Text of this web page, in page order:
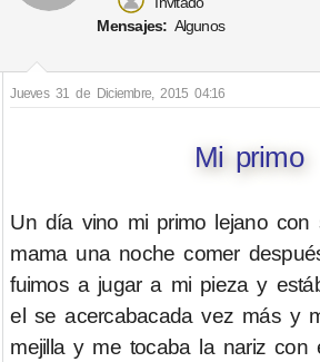
Mensajes: Algunos
Jueves 31 de Diciembre, 2015 04:16
Mi primo
Un día vino mi primo lejano con
mama una noche comer
fuimos a jugar a mi pieza y
el se acercabacada vez más y
mejilla y me tocaba la nariz con